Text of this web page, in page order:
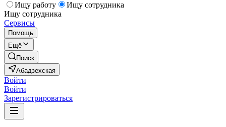
Ищу работу
Ищу сотрудника
Ищу сотрудника
Сервисы
Помощь
Ещё
Поиск
Абадзехская
Войти
Войти
Зарегистрироваться